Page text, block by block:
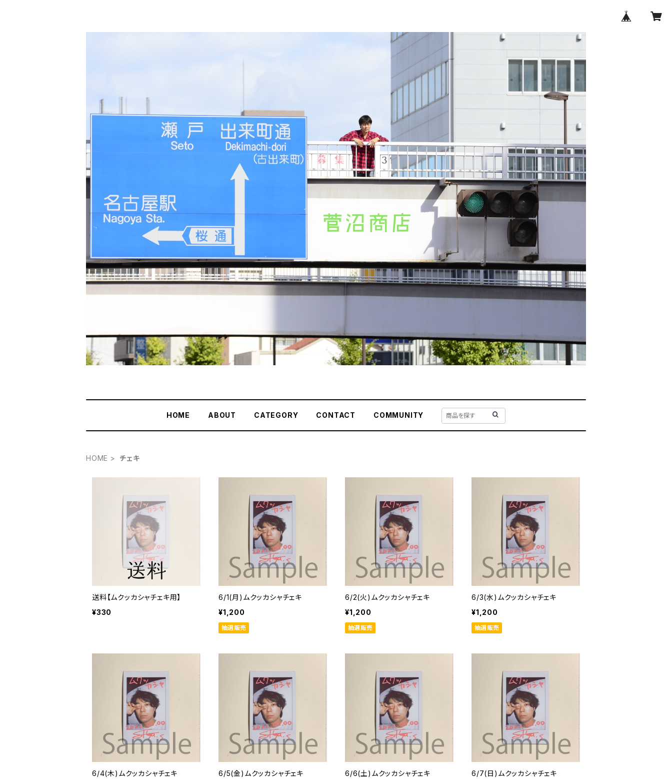
HOME ABOUT CATEGORY CONTACT COMMUNITY
HOME チェキ
送料【ムクッカシャチェキ用】
¥330
6/1(月)ムクッカシャチェキ
¥1,200
抽選販売
6/2(火)ムクッカシャチェキ
¥1,200
抽選販売
6/3(水)ムクッカシャチェキ
¥1,200
抽選販売
6/4(木)ムクッカシャチェキ
6/5(金)ムクッカシャチェキ
6/6(土)ムクッカシャチェキ
6/7(日)ムクッカシャチェキ